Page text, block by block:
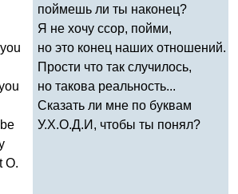
you
be
O.
поймешь ли ты наконец?
Я не хочу ссор, пойми,
но это конец наших отношений.
Прости что так случилось,
но такова реальность...
Сказать ли мне по буквам
У.Х.О.Д.И, чтобы ты понял?